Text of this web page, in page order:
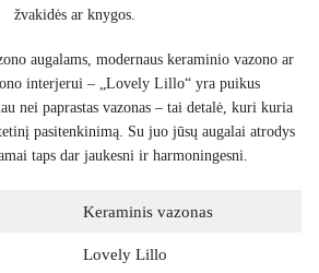
žvakidės ar knygos.
augalams, modernaus keraminio vazono ar
interjerui – „Lovely Lillo“ yra puikus
nei paprastas vazonas – tai detalė, kuri kuria
pasitenkinimą. Su juo jūsų augalai atrodys
taps dar jaukesni ir harmoningesni.
Keraminis vazonas
Lovely Lillo